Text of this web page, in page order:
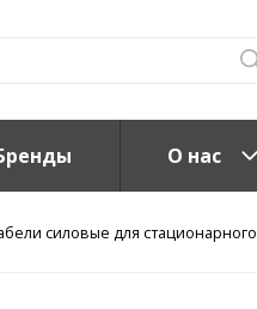
О нас
силовые для